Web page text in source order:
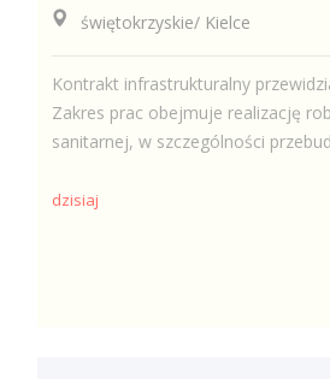
świętokrzyskie/ Kielce
Kontrakt infrastrukturalny
Zakres prac obejmuje realizację
sanitarnej, w szczególności
dzisiaj